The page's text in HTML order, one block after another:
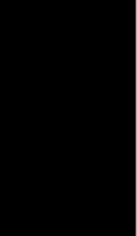
algunas escenas
Park, con
¡Descubre las
de un clásico
de acción
para debatir
de acción
No te pierdas